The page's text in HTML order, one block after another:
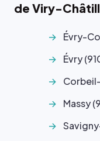
de Viry-
Évry-
Évry
Massy